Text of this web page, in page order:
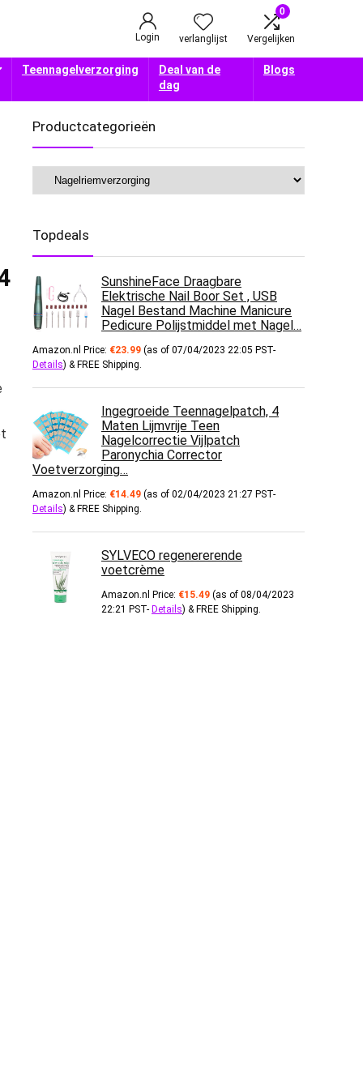
Login verlanglijst
0
Vergelijken
Teennagelverzorging
Deal van de
dag
Blogs
Productcategorieën
Topdeals
SunshineFace Draagbare
Elektrische Nail Boor Set , USB
Nagel Bestand Machine Manicure
Pedicure Polijstmiddel met Nagel…
Amazon.nl Price: €23.99 (as of 07/04/2023 22:05 PST-
Details) & FREE Shipping.
Ingegroeide Teennagelpatch, 4
Maten Lijmvrije Teen
Nagelcorrectie Vijlpatch
Paronychia Corrector
Voetverzorging…
Amazon.nl Price: €14.49 (as of 02/04/2023 21:27 PST-
Details) & FREE Shipping.
SYLVECO regenererende
voetcrème
Amazon.nl Price: €15.49 (as of 08/04/2023
22:21 PST- Details) & FREE Shipping.